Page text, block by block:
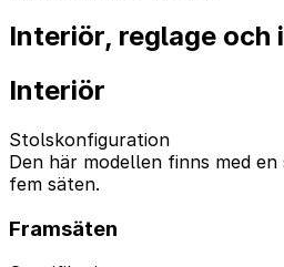
Interiör, reglage
Interiör
Stolskonfiguration
Den här modellen finns med
fem säten.
Framsäten